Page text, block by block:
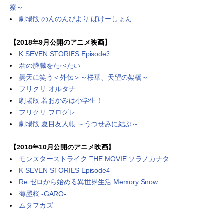
察～
劇場版 のんのんびより ばけーしょん
【2018年9月公開のアニメ映画】
K SEVEN STORIES Episode3
君の膵臓をたべたい
曇天に笑う＜外伝＞～桜華、天望の架橋～
フリクリ オルタナ
劇場版 若おかみは小学生！
フリクリ プログレ
劇場版 夏目友人帳 ～うつせみに結ぶ～
【2018年10月公開のアニメ映画】
モンスターストライク THE MOVIE ソラノカナタ
K SEVEN STORIES Episode4
Re:ゼロから始める異世界生活 Memory Snow
薄墨桜 -GARO-
ムタフカズ